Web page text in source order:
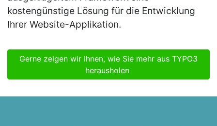
kostengünstige Lösung für die Entwicklung
Ihrer Website-Applikation.
Gerne zeigen wir Ihnen, wie Sie mehr aus TYPO3
herausholen